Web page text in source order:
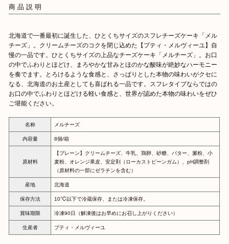
商品説明
北海道で一番最初に誕生した、ひとくちサイズのスフレチーズケーキ「メル
チーズ」。クリームチーズのコクを閉じ込めた【プティ・メルヴィーユ】自
慢の一品です。ひとくちサイズの上品なチーズケーキ「メルチーズ」。お口
の中でふわりとほどけ、まろやかな甘みとほのかな酸味が絶妙なハーモニー
を奏でます。とろけるような食感と、さっぱりとした本物の味わいがクセに
なる、北海道のお土産としても喜ばれる一品です。スフレタイプならではの
お口の中でふわりとほどける軽い食感と、世界が認めた本物の味わいをぜひ
ご堪能ください。
名称 メルチーズ
内容量 8個/箱
原材料
【プレーン】クリームチーズ、牛乳、鶏卵、砂糖、バター、澱粉、小
麦粉、オレンジ果皮、安定剤（ローカストビーンガム）、pH調整剤
（原材料の一部にゼラチンを含む）
産地 北海道
保存方法 10℃以下で冷蔵保存、または冷凍保存。
賞味期限 冷凍90日（解凍後はお早めにお召し上がりください）
生産者 プティ・メルヴィーユ